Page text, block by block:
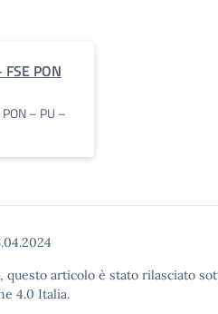
PON
– PU –
questo articolo è stato rilasciato
4.0 Italia.